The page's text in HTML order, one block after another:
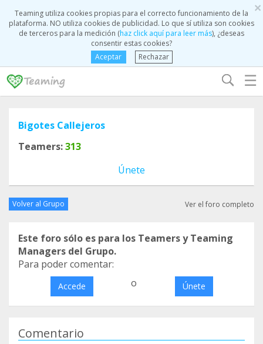
×
Teaming utiliza cookies propias para el correcto funcionamiento de la
plataforma. NO utiliza cookies de publicidad. Lo que sí utiliza son cookies
de terceros para la medición (haz click aquí para leer más), ¿deseas
consentir estas cookies?
Aceptar
Rechazar
☰
Bigotes Callejeros
Teamers:313
Únete
Volver al Grupo Ver el foro completo
Este foro sólo es para los Teamers y Teaming
Managers del Grupo.
Para poder comentar:
Accede o Únete
Comentario